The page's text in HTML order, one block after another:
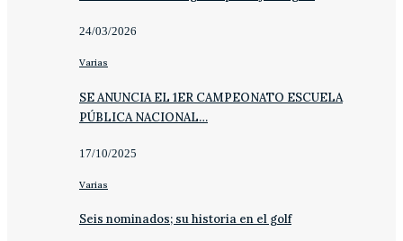
24/03/2026
Varias
SE ANUNCIA EL 1ER CAMPEONATO ESCUELA
PÚBLICA NACIONAL…
17/10/2025
Varias
Seis nominados; su historia en el golf